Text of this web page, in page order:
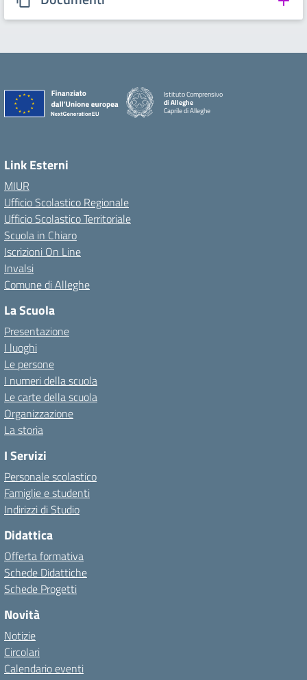
Istituto Comprensivo
di Alleghe
Caprile di Alleghe
Link Esterni
MIUR
Ufficio Scolastico Regionale
Ufficio Scolastico Territoriale
Scuola in Chiaro
Iscrizioni On Line
Invalsi
Comune di Alleghe
La Scuola
Presentazione
I luoghi
Le persone
I numeri della scuola
Le carte della scuola
Organizzazione
La storia
I Servizi
Personale scolastico
Famiglie e studenti
Indirizzi di Studio
Didattica
Offerta formativa
Schede Didattiche
Schede Progetti
Novità
Notizie
Circolari
Calendario eventi